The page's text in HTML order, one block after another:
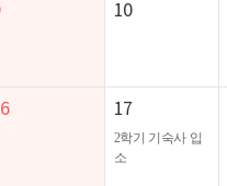
10
17
2학기 기숙사 입
소